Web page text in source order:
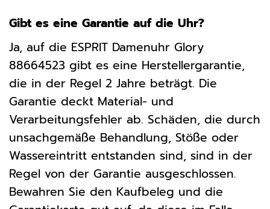
Gibt es eine Garantie auf die Uhr?
Ja, auf die ESPRIT Damenuhr Glory
88664523 gibt es eine Herstellergarantie,
die in der Regel 2 Jahre beträgt. Die
Garantie deckt Material- und
Verarbeitungsfehler ab. Schäden, die durch
unsachgemäße Behandlung, Stöße oder
Wassereintritt entstanden sind, sind in der
Regel von der Garantie ausgeschlossen.
Bewahren Sie den Kaufbeleg und die